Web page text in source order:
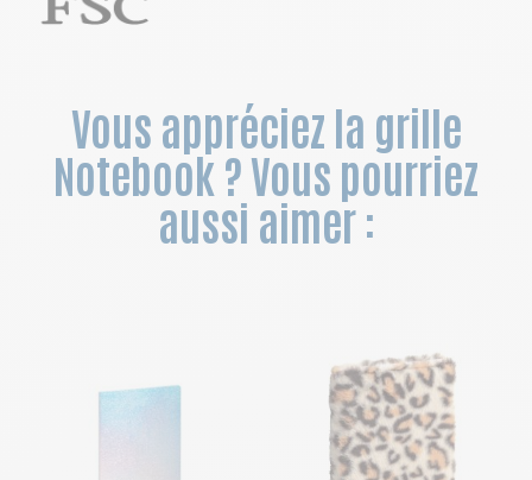
Vous appréciez la grille
Notebook ? Vous pourriez
aussi aimer :